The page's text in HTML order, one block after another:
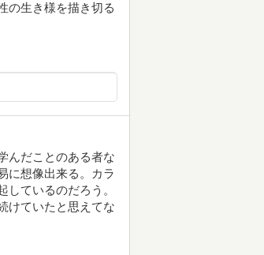
の生き様を描き切る
んだことのある者な
に想像出来る。カラ
ているのだろう。
けていたと思えてな